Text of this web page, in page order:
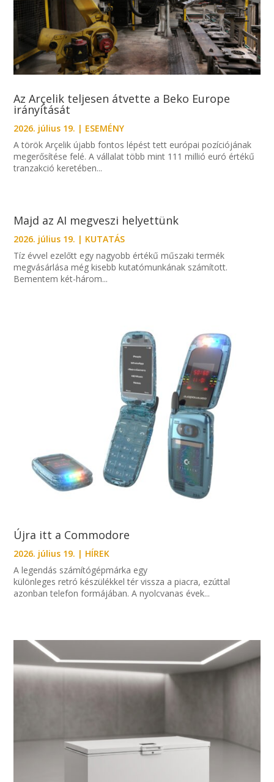
Az Arçelik teljesen átvette a Beko Europe
irányítását
2026. július 19. | ESEMÉNY
A török Arçelik újabb fontos lépést tett európai pozíciójának
megerősítése felé. A vállalat több mint 111 millió euró értékű
tranzakció keretében...
Majd az AI megveszi helyettünk
2026. július 19. | KUTATÁS
Tíz évvel ezelőtt egy nagyobb értékű műszaki termék
megvásárlása még kisebb kutatómunkának számított.
Bementem két-három...
Újra itt a Commodore
2026. július 19. | HÍREK
A legendás számítógépmárka egy
különleges retró készülékkel tér vissza a piacra, ezúttal
azonban telefon formájában. A nyolcvanas évek...